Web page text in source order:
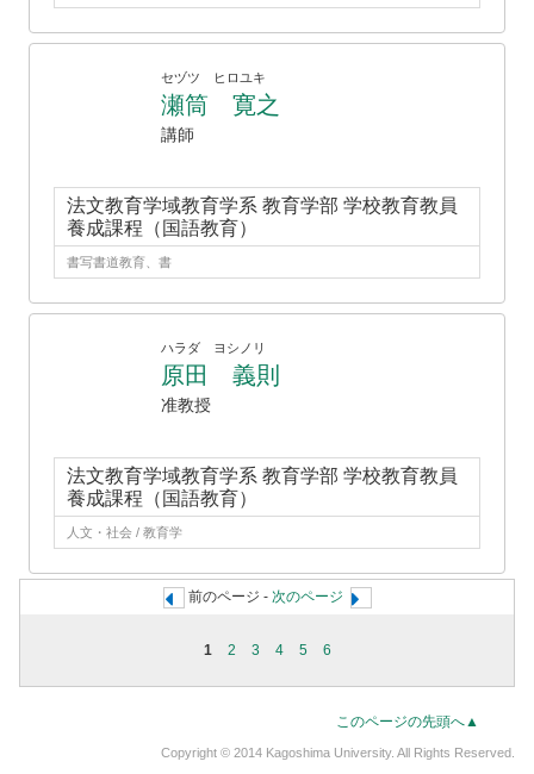
セヅツ ヒロユキ
瀬筒 寛之
講師
法文教育学域教育学系 教育学部 学校教育教員
養成課程（国語教育）
書写書道教育、書
ハラダ ヨシノリ
原田 義則
准教授
法文教育学域教育学系 教育学部 学校教育教員
養成課程（国語教育）
人文・社会 / 教育学
前のページ - 次のページ
1 2 3 4 5 6
このページの先頭へ▲
Copyright © 2014 Kagoshima University. All Rights Reserved.